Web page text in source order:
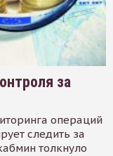
за
операций
следить за
толкнуло